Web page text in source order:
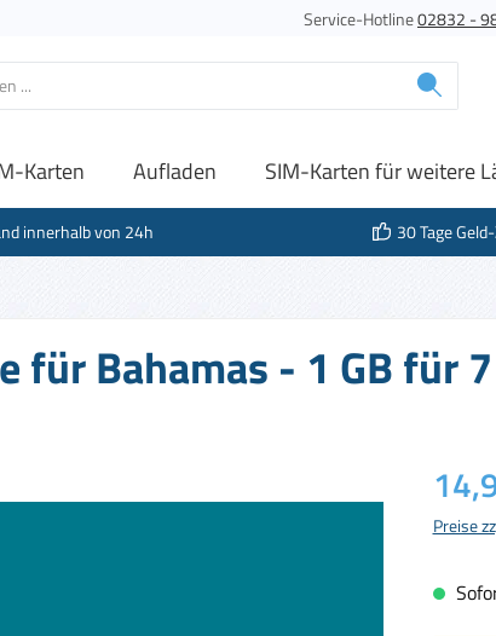
Service-Hotline02832 -
Karten Aufladen SIM-Karten für weitere
innerhalb von 24h 30 Tage
Bahamas - 1 GB für
Preise